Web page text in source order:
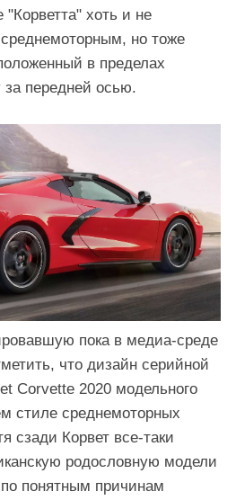
хоть и не
но тоже
в пределах
за передней осью.
пока в медиа-среде
что дизайн серийной
Corvette 2020 модельного
стиле среднемоторных
сзади Корвет все-таки
родословную модели
понятным причинам